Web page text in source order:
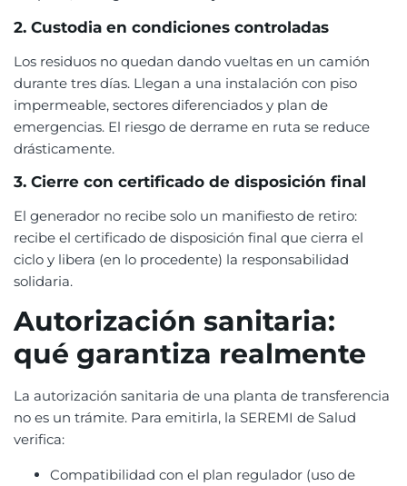
2. Custodia en condiciones controladas
Los residuos no quedan dando vueltas en un camión
durante tres días. Llegan a una instalación con piso
impermeable, sectores diferenciados y plan de
emergencias. El riesgo de derrame en ruta se reduce
drásticamente.
3. Cierre con certificado de disposición final
El generador no recibe solo un manifiesto de retiro:
recibe el certificado de disposición final que cierra el
ciclo y libera (en lo procedente) la responsabilidad
solidaria.
Autorización sanitaria:
qué garantiza realmente
La autorización sanitaria de una planta de transferencia
no es un trámite. Para emitirla, la SEREMI de Salud
verifica:
Compatibilidad con el plan regulador (uso de